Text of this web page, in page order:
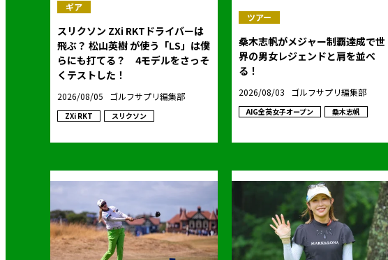
ギア
スリクソン ZXi RKTドライバーは
飛ぶ？ 松山英樹 が使う「LS」は僕
らにも打てる？ 4モデルをさっそ
くテストした！
2026/08/05 ゴルフサプリ編集部
ZXi RKT スリクソン
ツアー
桑木志帆がメジャー制覇達成で世
界の男女レジェンドと肩を並べ
る！
2026/08/03 ゴルフサプリ編集部
AIG全英女子オープン 桑木志帆